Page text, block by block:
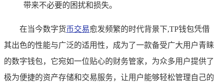
带来不必要的困扰和损失。
在当今数字货币交易愈发频繁的时代背景下,TP钱包凭借
其出色的性能与广泛的适用性，成为了一款备受广大用户青睐
的数字钱包，它宛如一位贴心的财务管家，为众多用户提供了
极为便捷的资产存储和交易服务，让用户能够轻松管理自己的